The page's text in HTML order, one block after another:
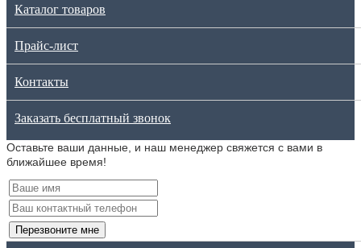
Каталог товаров
Прайс-лист
Контакты
Заказать бесплатный звонок
Оставьте ваши данные, и наш менеджер свяжется с вами в
ближайшее время!
Перезвоните мне